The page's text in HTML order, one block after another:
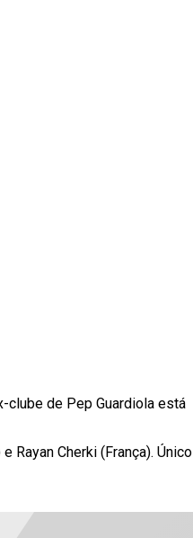
clube de Pep Guardiola está
Rayan Cherki (França). Único